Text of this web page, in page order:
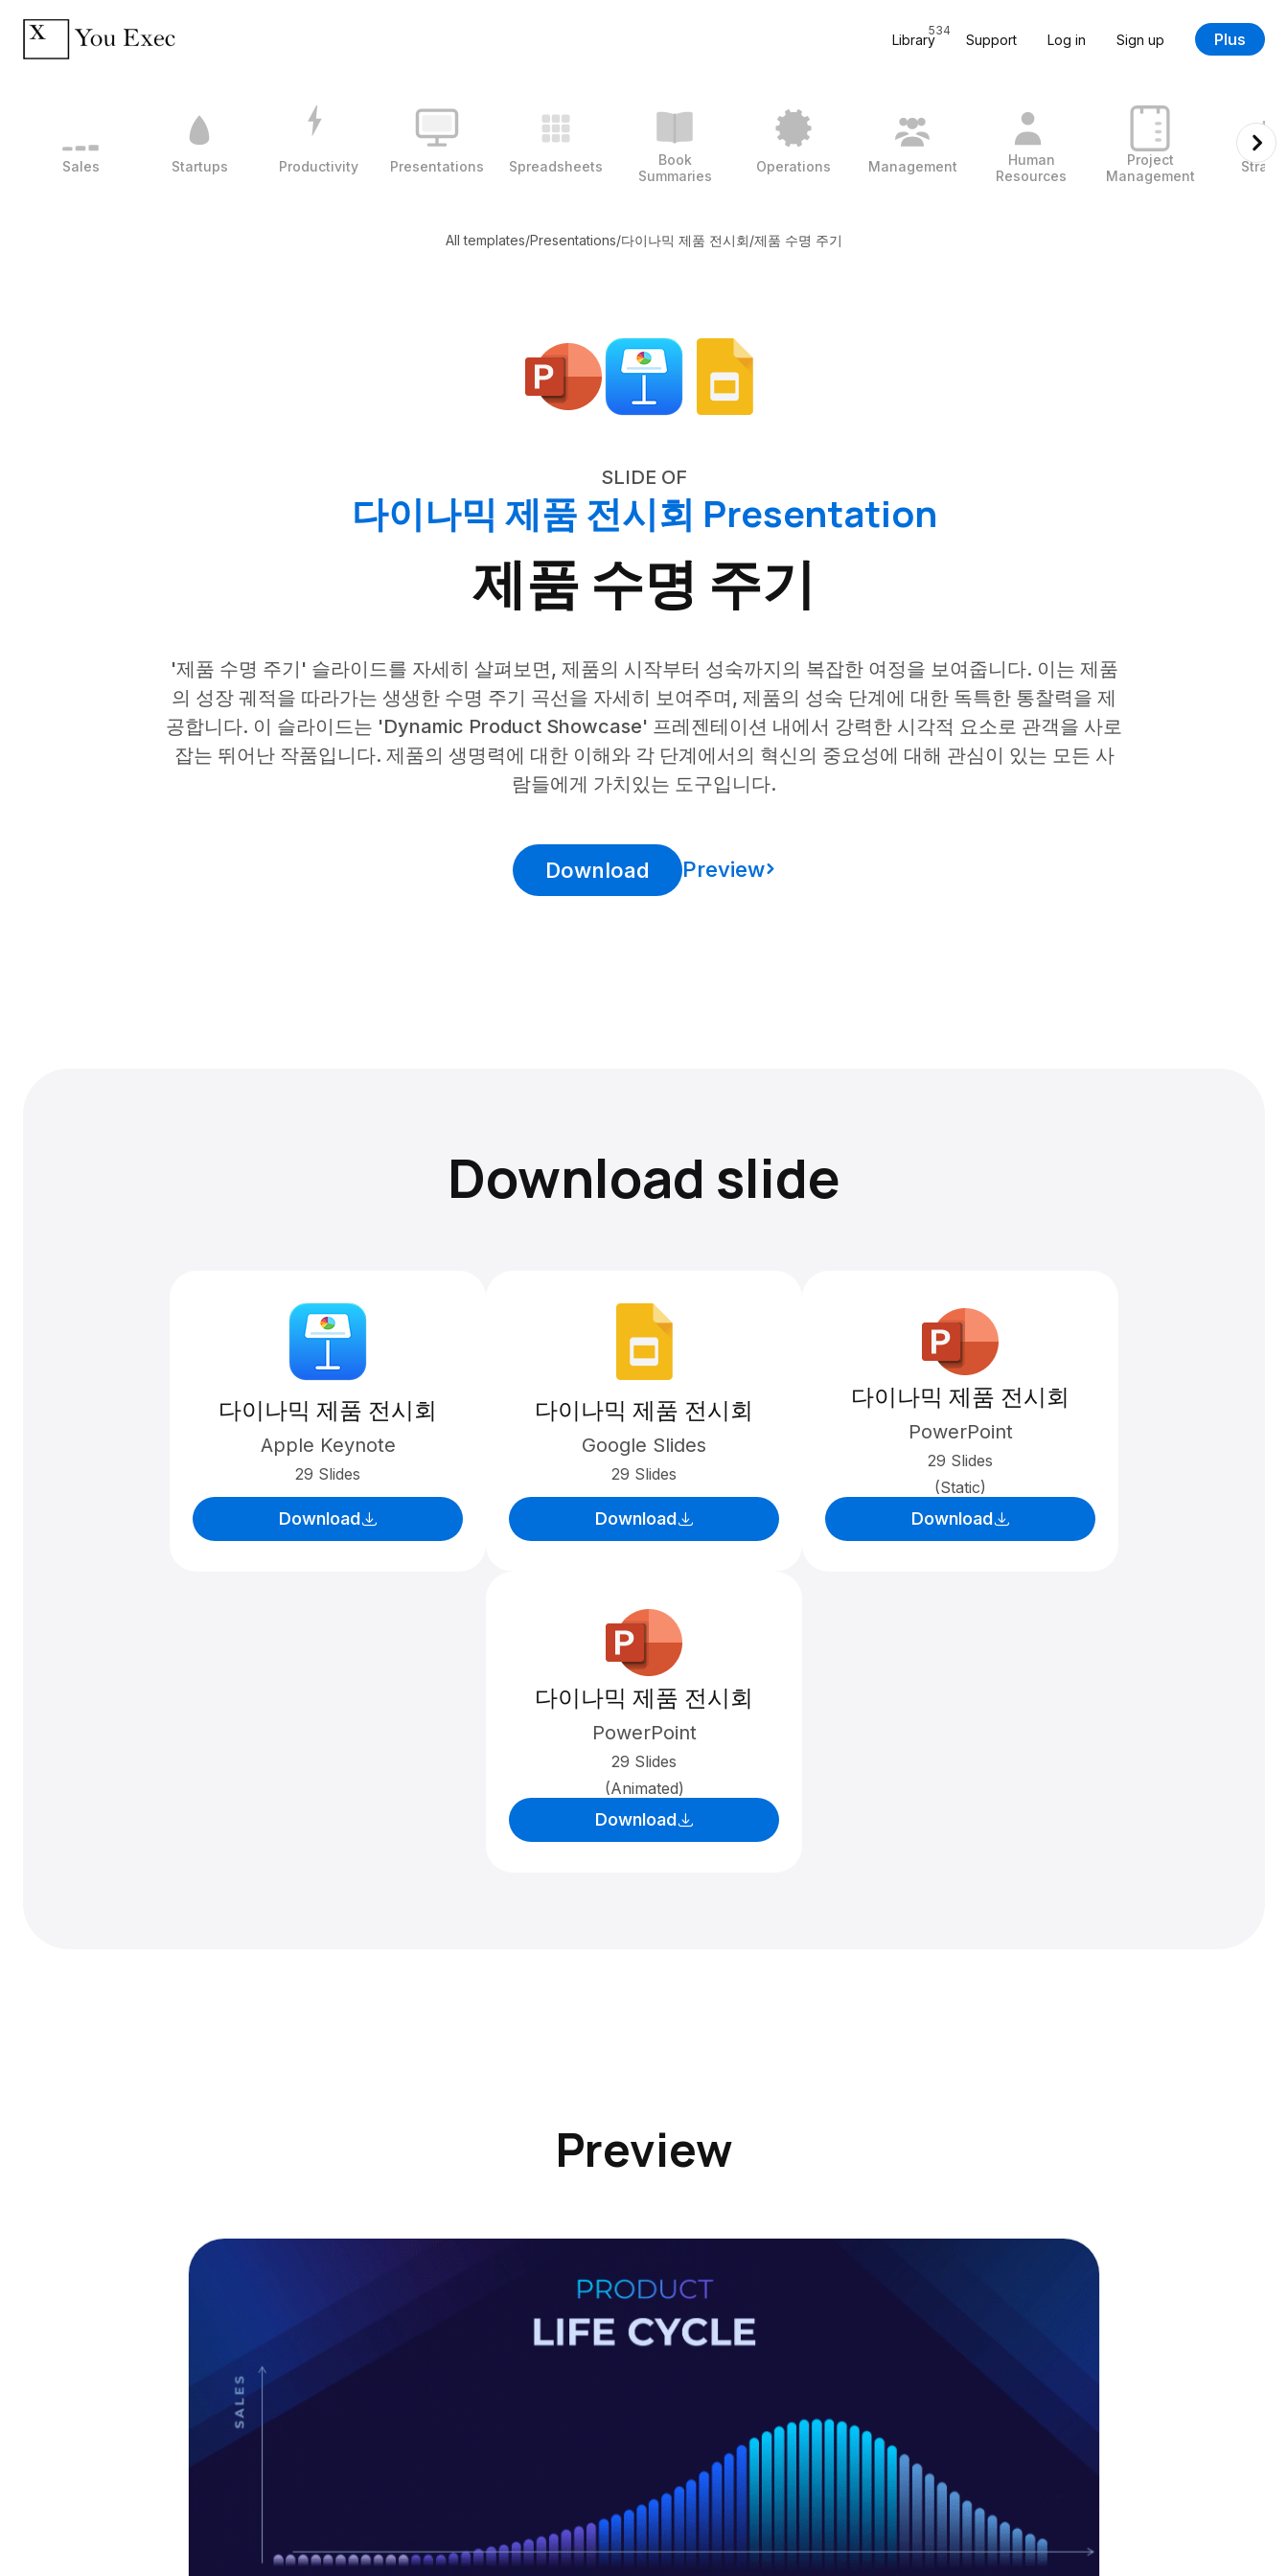
Library
534
Support Log in Sign up Plus
Sales Startups Productivity Presentations Spreadsheets
Book
Summaries
Operations Management
Human
Resources
Project
Management
All templates/Presentations/다이나믹 제품 전시회/제품 수명 주기
SLIDE OF
다이나믹 제품 전시회 Presentation
제품 수명 주기
'제품 수명 주기' 슬라이드를 자세히 살펴보면, 제품의 시작부터 성숙까지의 복잡한 여정을 보여줍니다. 이는 제품
의 성장 궤적을 따라가는 생생한 수명 주기 곡선을 자세히 보여주며, 제품의 성숙 단계에 대한 독특한 통찰력을 제
공합니다. 이 슬라이드는 'Dynamic Product Showcase' 프레젠테이션 내에서 강력한 시각적 요소로 관객을 사로
잡는 뛰어난 작품입니다. 제품의 생명력에 대한 이해와 각 단계에서의 혁신의 중요성에 대해 관심이 있는 모든 사
람들에게 가치있는 도구입니다.
Download Preview
Download slide
다이나믹 제품 전시회
Apple Keynote
29 Slides
Download
다이나믹 제품 전시회
Google Slides
29 Slides
Download
다이나믹 제품 전시회
PowerPoint
29 Slides
(Static)
Download
다이나믹 제품 전시회
PowerPoint
29 Slides
(Animated)
Download
Preview